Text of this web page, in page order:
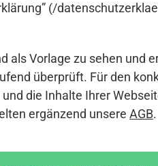
(/
als Vorlage zu sehen und
überprüft. Für den
die Inhalte Ihrer
ergänzend unsere AGB.